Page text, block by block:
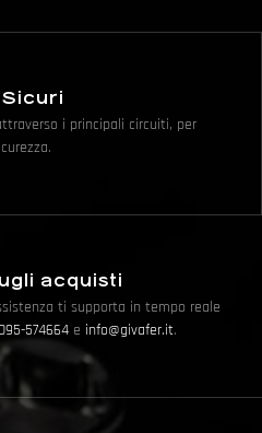
i principali circuiti, per
acquisti
ti supporta in tempo reale
574664 e info@givafer.it.